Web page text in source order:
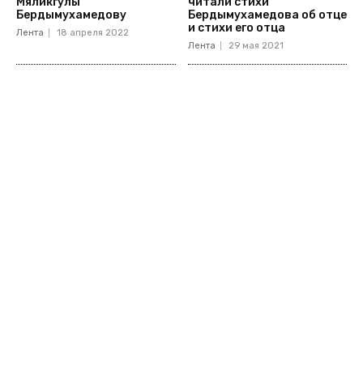
Бердымухамедову
Лента 18 апреля 2022
Бердымухамедова об отце
и стихи его отца
Лента 29 мая 2021